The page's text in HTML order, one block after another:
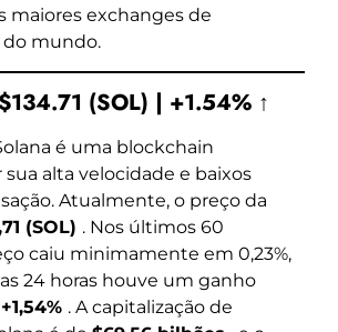
maiores exchanges de
mundo.
(SOL) | +1.54% ↑
é uma blockchain
alta velocidade e baixos
Atualmente, o preço da
(SOL) . Nos últimos 60
caiu minimamente em 0,23%,
24 horas houve um ganho
+1,54% . A capitalização de